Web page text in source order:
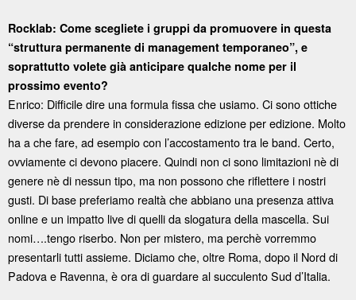
Rocklab: Come scegliete i gruppi da promuovere in questa
“struttura permanente di management temporaneo”, e
soprattutto volete già anticipare qualche nome per il
prossimo evento?
Enrico: Difficile dire una formula fissa che usiamo. Ci sono ottiche
diverse da prendere in considerazione edizione per edizione. Molto
ha a che fare, ad esempio con l’accostamento tra le band. Certo,
ovviamente ci devono piacere. Quindi non ci sono limitazioni nè di
genere nè di nessun tipo, ma non possono che riflettere i nostri
gusti. Di base preferiamo realtà che abbiano una presenza attiva
online e un impatto live di quelli da slogatura della mascella. Sui
nomi….tengo riserbo. Non per mistero, ma perchè vorremmo
presentarli tutti assieme. Diciamo che, oltre Roma, dopo il Nord di
Padova e Ravenna, è ora di guardare al succulento Sud d’Italia.